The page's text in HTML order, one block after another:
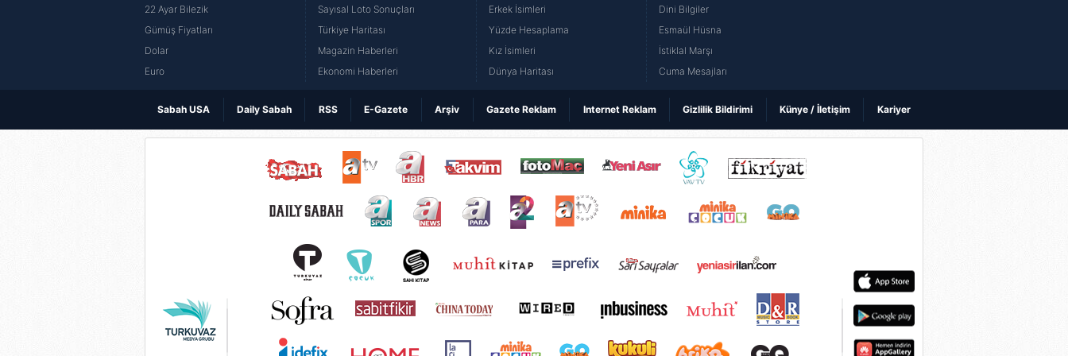
22 Ayar Bilezik
Gümüş Fiyatları
Dolar
Euro
Sayısal Loto Sonuçları
Türkiye Haritası
Magazin Haberleri
Ekonomi Haberleri
Erkek İsimleri
Yüzde Hesaplama
Kız İsimleri
Dünya Haritası
Dini Bilgiler
Esmaül Hüsna
İstiklal Marşı
Cuma Mesajları
Sabah USA Daily Sabah RSS E-Gazete Arşiv Gazete Reklam Internet Reklam Gizlilik Bildirimi Künye / İletişim Kariyer